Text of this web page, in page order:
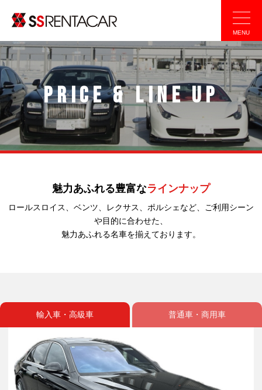
SSレンタカMENU
PRICE & LINE UP
魅力あふれる豊富なラインナップ
ロールスロイス、ベンツ、レクサス、ポルシェなど、ご利用シーン
や目的に合わせた、
魅力あふれる名車を揃えております。
輸入車・高級車 普通車・商用車